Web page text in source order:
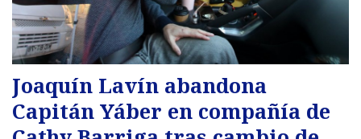
Joaquín Lavín abandona
Capitán Yáber en compañía de